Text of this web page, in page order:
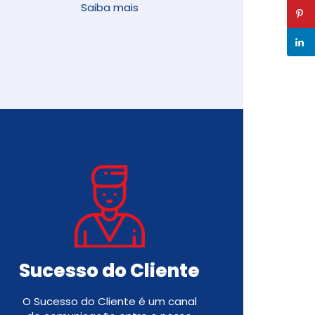
Saiba mais
Sucesso do Cliente
O Sucesso do Cliente é um canal